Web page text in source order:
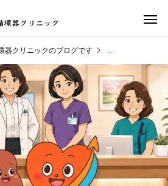
器クリニックのブログです ニュース解説